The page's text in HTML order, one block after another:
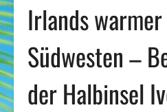
Irlands warmer
Südwesten –
der Halbinsel